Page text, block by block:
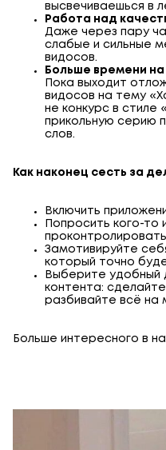
высвечиваешься в
Работа над
Даже через пару
слабые и сильные
видосов.
Больше времени
Пока выходит
видосов на тему
не конкурс в стиле
прикольную серию
слов.
Как наконец сесть за
Включить
Попросить кого-то
Замотивируйте
который точно
Выберите удобный
контента:
разбивайте всё на
Больше интересного в